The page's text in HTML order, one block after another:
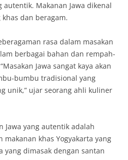
autentik. Makanan Jawa dikenal
dan beragam.
rasa dalam masakan
berbagai bahan dan rempah-
Jawa sangat kaya akan
bumbu tradisional yang
unik,” ujar seorang ahli kuliner
Jawa yang autentik adalah
makanan khas Yogyakarta yang
dimasak dengan santan